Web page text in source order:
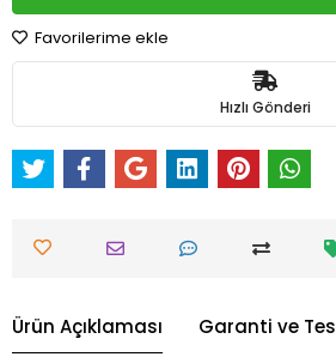
Favorilerime ekle
Hızlı Gönderi
Ürün Açıklaması Garanti ve